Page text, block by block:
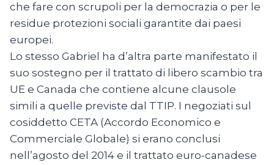
che fare con scrupoli per la democrazia o per le
residue protezioni sociali garantite dai paesi
europei.
Lo stesso Gabriel ha d’altra parte manifestato il
suo sostegno per il trattato di libero scambio tra
UE e Canada che contiene alcune clausole
simili a quelle previste dal TTIP. I negoziati sul
cosiddetto CETA (Accordo Economico e
Commerciale Globale) si erano conclusi
nell’agosto del 2014 e il trattato euro-canadese